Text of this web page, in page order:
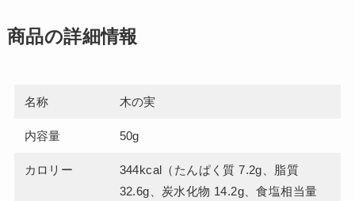
商品の詳細情報
名称 木の実
内容量 50g
カロリー
344kcal（たんぱく質 7.2g、脂質
32.6g、炭水化物 14.2g、食塩相当量